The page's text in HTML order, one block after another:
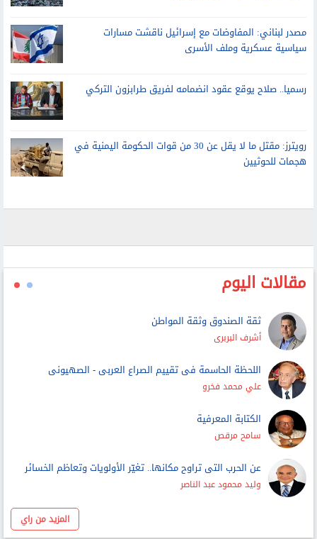
مصدر لبناني: المفاوضات مع إسرائيل ناقشت مسارات
سياسية عسكرية وملف الأسرى
رسميا.. صلاح يوقع عقود انضمامه لفريق طرابزون التركي
رويترز: مقتل ما لا يقل عن 30 من قوات الحكومة اليمنية في
هجمات للحوثيين
مقالات اليوم
ثقة الصندوق وثقة المواطن
أشرف البربرى
اللحظة الحاسمة فى تقييم الصراع العربى - الصهيونى
علي محمد فخرو
الكتابة المعرفية
سامح مرقص
عن الحرب التى تراوح مكانها.. تغيّر الأولويات وتعاظم الخسائر
وليد محمود عبد الناصر
المزيد من راي